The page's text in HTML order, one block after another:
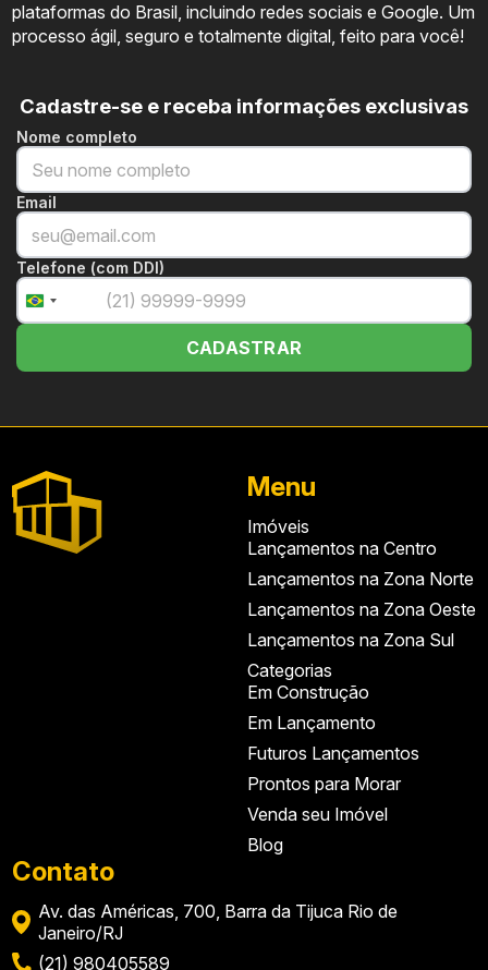
plataformas do Brasil, incluindo redes sociais e Google. Um
processo ágil, seguro e totalmente digital, feito para você!
Cadastre-se e receba informações exclusivas
Nome completo
Email
Telefone (com DDI)
Brazil
+55
CADASTRAR
Menu
Imóveis
Lançamentos na Centro
Lançamentos na Zona Norte
Lançamentos na Zona Oeste
Lançamentos na Zona Sul
Categorias
Em Construção
Em Lançamento
Futuros Lançamentos
Prontos para Morar
Venda seu Imóvel
Blog
Contato
Av. das Américas, 700, Barra da Tijuca Rio de
Janeiro/RJ
(21) 980405589